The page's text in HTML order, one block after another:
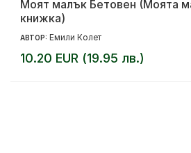
Моят малък Бетовен (Моята
книжка)
АВТОР: Емили Колет
10.20 EUR (19.95 лв.)